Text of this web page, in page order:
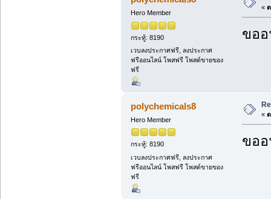
Hero Member
กระทู้: 8190
เวบลงประกาศฟรี, ลงประกาศ
ฟรีออนไลน์ โพสฟรี โพสต์ขายของ
ฟรี
«
ขอ
polychemicals8
Hero Member
กระทู้: 8190
เวบลงประกาศฟรี, ลงประกาศ
ฟรีออนไลน์ โพสฟรี โพสต์ขายของ
ฟรี
«
ขอ